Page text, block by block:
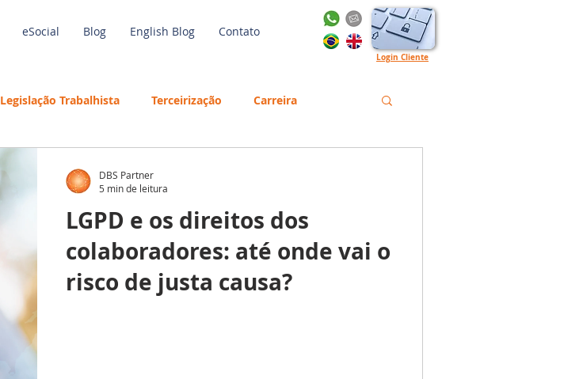
eSocial Blog English Blog Contato
Login Cliente
Legislação Trabalhista Terceirização Carreira
Employees Guia Salarial Reforma Trabalhista
Folha de Pagamento Outsourcing English
Training
LGPD e os direitos dos
colaboradores: até onde vai o
risco de justa causa?
DBS Partner
5 min de leitura